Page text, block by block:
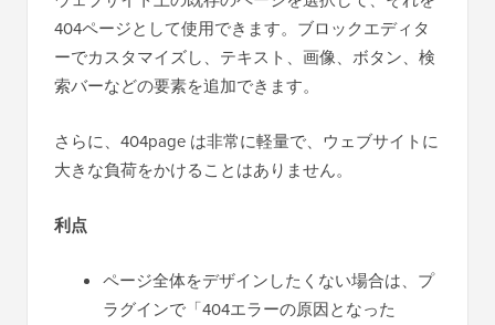
404ページとして使用できます。ブロックエディタ
ーでカスタマイズし、テキスト、画像、ボタン、検
索バーなどの要素を追加できます。
さらに、404page は非常に軽量で、ウェブサイトに
大きな負荷をかけることはありません。
利点
ページ全体をデザインしたくない場合は、プ
ラグインで「404エラーの原因となった